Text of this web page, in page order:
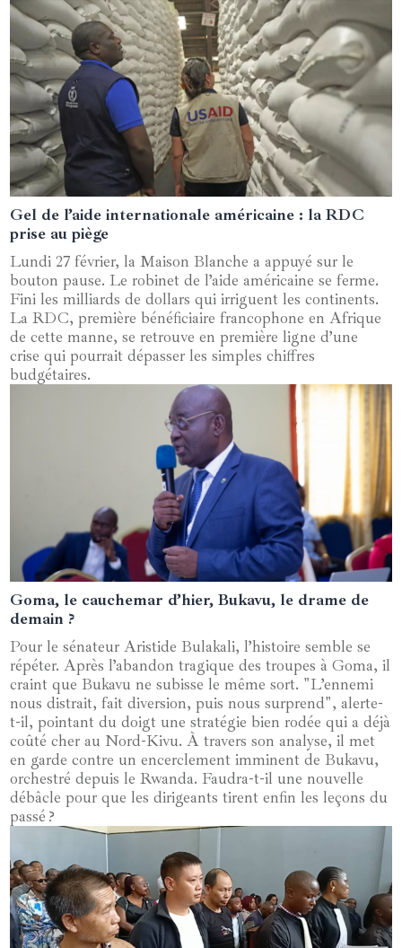
04 février 2025
Gel de l’aide internationale américaine : la RDC
prise au piège
Lundi 27 février, la Maison Blanche a appuyé sur le
bouton pause. Le robinet de l’aide américaine se ferme.
Fini les milliards de dollars qui irriguent les continents.
La RDC, première bénéficiaire francophone en Afrique
de cette manne, se retrouve en première ligne d’une
crise qui pourrait dépasser les simples chiffres
budgétaires.
01 février 2025
Goma, le cauchemar d’hier, Bukavu, le drame de
demain ?
Pour le sénateur Aristide Bulakali, l’histoire semble se
répéter. Après l’abandon tragique des troupes à Goma, il
craint que Bukavu ne subisse le même sort. "L’ennemi
nous distrait, fait diversion, puis nous surprend", alerte-
t-il, pointant du doigt une stratégie bien rodée qui a déjà
coûté cher au Nord-Kivu. À travers son analyse, il met
en garde contre un encerclement imminent de Bukavu,
orchestré depuis le Rwanda. Faudra-t-il une nouvelle
débâcle pour que les dirigeants tirent enfin les leçons du
passé ?